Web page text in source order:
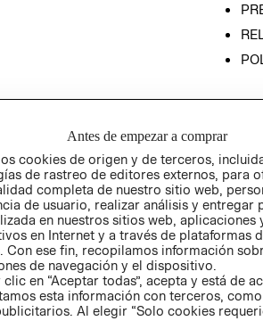
Antes de empezar a comprar
cookies de origen y de terceros,
de rastreo de editores externos, para
completa de nuestro sitio web,
de usuario, realizar análisis y entregar
en nuestros sitios web, aplicaciones
en Internet y a través de plataformas
Con ese fin, recopilamos información
de navegación y el dispositivo.
en “Aceptar todas”, acepta y está de
esta información con terceros,
Al elegir “Solo cookies